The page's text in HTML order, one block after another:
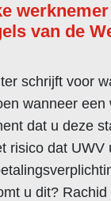
van de
schrijft voor
wanneer een
dat u deze
risico dat UWV
u dit? Rachid